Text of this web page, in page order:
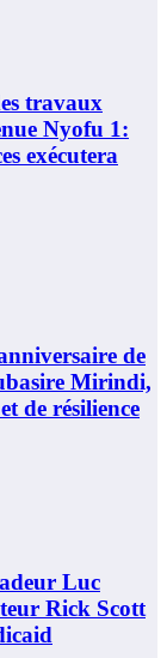
travaux
Nyofu 1:
exécutera
de
Mirindi,
de résilience
Luc
Rick Scott